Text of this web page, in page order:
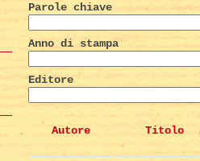
Parole chiave
Anno di stampa
Editore
Autore Titolo